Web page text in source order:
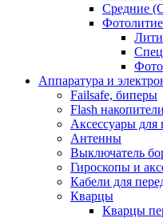
Средние
Аппаратура и
Failsafe, биперы
Flash
Аксессуары для
Антенны
Выключатель
Гироскопы и
Кабели для
Кварцы
Кварцы